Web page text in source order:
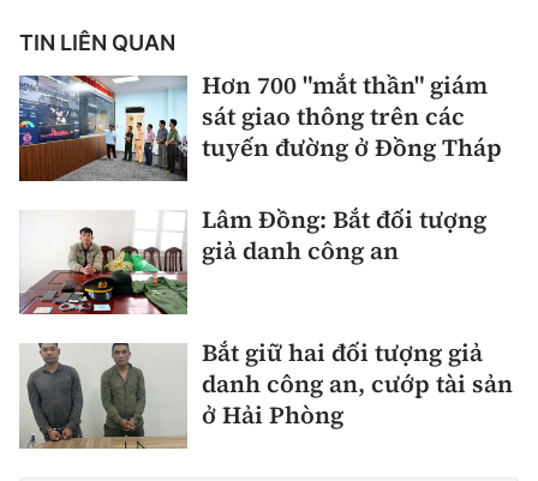
TIN LIÊN QUAN
Hơn 700 "mắt thần" giám
sát giao thông trên các
tuyến đường ở Đồng Tháp
Lâm Đồng: Bắt đối tượng
giả danh công an
Bắt giữ hai đối tượng giả
danh công an, cướp tài sản
ở Hải Phòng